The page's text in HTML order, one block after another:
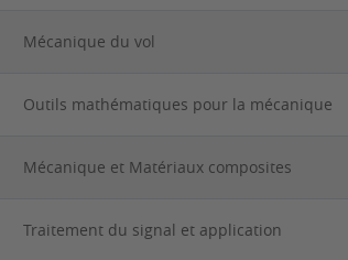
Mécanique du vol
Outils mathématiques pour la mécanique
Mécanique et Matériaux composites
Traitement du signal et application